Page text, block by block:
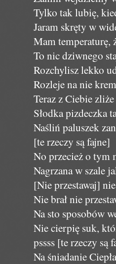
Tylko tak lubię,
Jaram skręty w
Mam temperaturę,
To nic dziwnego
Rozchylisz lekko
Rozleje na nie
Teraz z Ciebie
Słodka pizdeczka
Naśliń paluszek
[te rzeczy są fajne]
No przecież o tym
Nagrzana w szale
[Nie przestawaj]
Nie brał nie
Na sto sposobów
Nie cierpię suk,
pssss [te rzeczy są
Na śniadanie